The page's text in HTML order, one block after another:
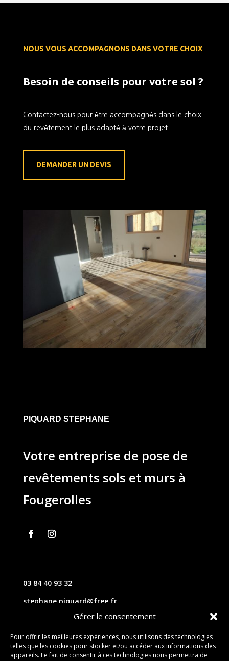
Gérer le consentement
Pour offrir les meilleures expériences, nous utilisons des technologies
telles que les cookies pour stocker et/ou accéder aux informations des
appareils. Le fait de consentir à ces technologies nous permettra de
NOUS VOUS ACCOMPAGNONS DANS VOTRE CHOIX
Besoin de conseils pour votre sol ?
Contactez-nous pour être accompagnés dans le choix
du revêtement le plus adapté à votre projet.
DEMANDER UN DEVIS
PIQUARD STEPHANE
Votre entreprise de pose de
revêtements sols et murs à
Fougerolles
03 84 40 93 32
stephane.piquard@free.fr
61 les chavannes – 70220 FOUGEROLLES
Contact